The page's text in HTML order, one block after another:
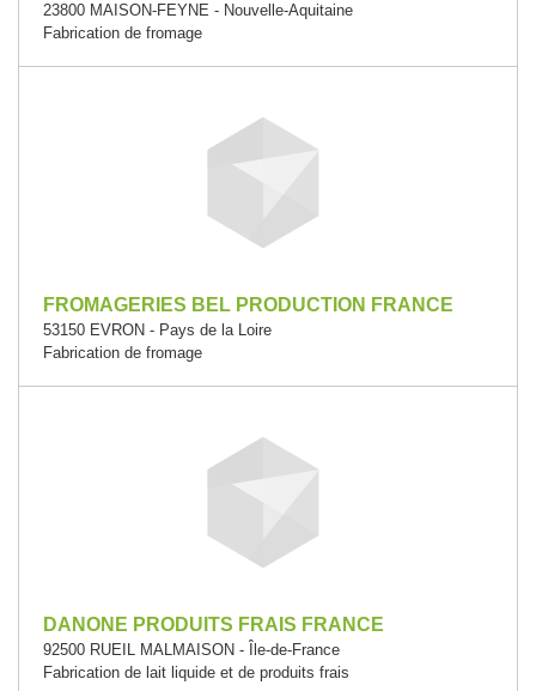
23800 MAISON-FEYNE - Nouvelle-Aquitaine
Fabrication de fromage
FROMAGERIES BEL PRODUCTION FRANCE
53150 EVRON - Pays de la Loire
Fabrication de fromage
DANONE PRODUITS FRAIS FRANCE
92500 RUEIL MALMAISON - Île-de-France
Fabrication de lait liquide et de produits frais